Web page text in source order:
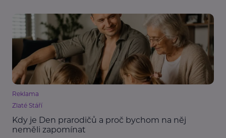
Reklama
Zlaté Stáří
Kdy je Den prarodičů a proč bychom na něj
neměli zapomínat